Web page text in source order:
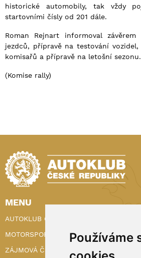
Používáme
historické automobily, tak vždy
startovními čísly od 201 dále.
Roman Rejnart informoval
jezdců, přípravě na testování
komisařů a přípravě na letošní sezonu.
(Komise rally)
MENU
AUTOKLUB ČR
MOTORSPORT
ZÁJMOVÁ ČINNOST